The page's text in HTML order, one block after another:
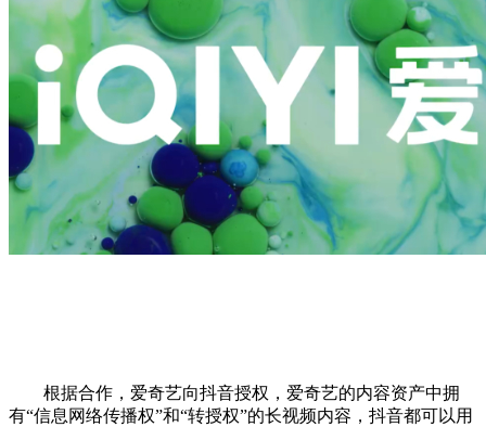
根据合作，爱奇艺向抖音授权，爱奇艺的内容资产中拥
有“信息网络传播权”和“转授权”的长视频内容，抖音都可以用